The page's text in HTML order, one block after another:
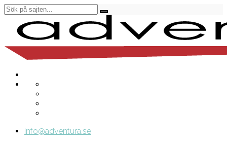
info@adventura.se